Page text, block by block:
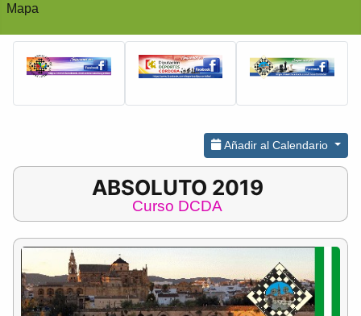
Mapa
Añadir al Calendario
ABSOLUTO 2019
Curso DCDA